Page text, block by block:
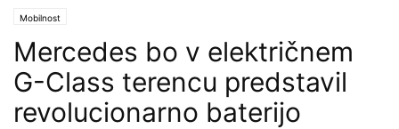
Mobilnost
Mercedes bo v električnem
G-Class terencu predstavil
revolucionarno baterijo